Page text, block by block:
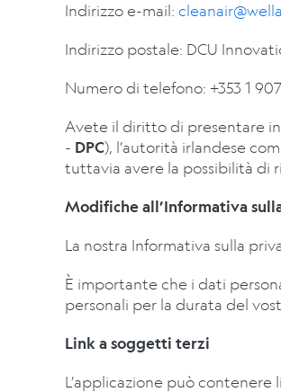
Indirizzo e-mail:
Indirizzo postale: DCU
Numero di telefono: +353 1
Avete il diritto di presentare
- DPC), l’autorità irlandese
tuttavia avere la possibilità di
Modifiche all’Informativa
La nostra Informativa sulla
È importante che i dati
personali per la durata del
Link a soggetti terzi
L’applicazione può